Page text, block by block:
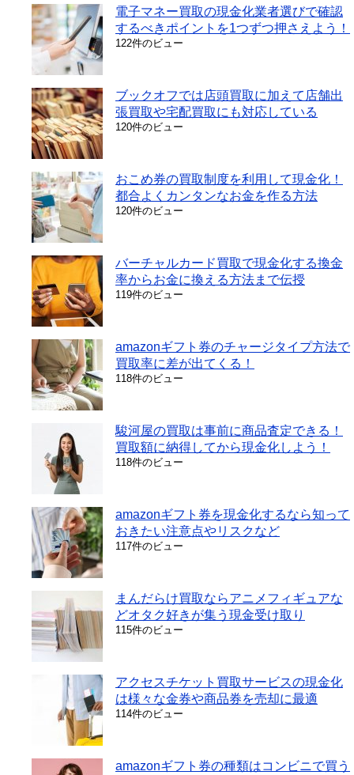
電子マネー買取の現金化業者選びで確認
するべきポイントを1つずつ押さえよう！
122件のビュー
ブックオフでは店頭買取に加えて店舗出
張買取や宅配買取にも対応している
120件のビュー
おこめ券の買取制度を利用して現金化！
都合よくカンタンなお金を作る方法
120件のビュー
バーチャルカード買取で現金化する換金
率からお金に換える方法まで伝授
119件のビュー
amazonギフト券のチャージタイプ方法で
買取率に差が出てくる！
118件のビュー
駿河屋の買取は事前に商品査定できる！
買取額に納得してから現金化しよう！
118件のビュー
amazonギフト券を現金化するなら知って
おきたい注意点やリスクなど
117件のビュー
まんだらけ買取ならアニメフィギュアな
どオタク好きが集う現金受け取り
115件のビュー
アクセスチケット買取サービスの現金化
は様々な金券や商品券を売却に最適
114件のビュー
amazonギフト券の種類はコンビニで買う